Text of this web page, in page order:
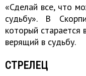
«Сделай все, что
судьбу». В
который старается
верящий в судьбу.
СТРЕЛЕЦ